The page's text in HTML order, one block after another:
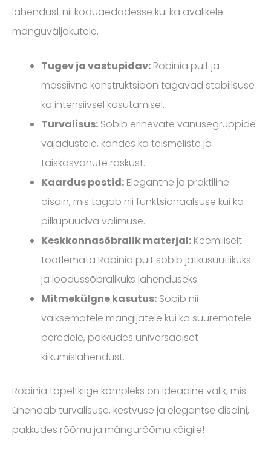
lahendust nii koduaedadesse kui ka avalikele
mänguväljakutele.
Tugev ja vastupidav: Robinia puit ja
massiivne konstruktsioon tagavad stabiilsuse
ka intensiivsel kasutamisel.
Turvalisus: Sobib erinevate vanusegruppide
vajadustele, kandes ka teismeliste ja
täiskasvanute raskust.
Kaardus postid: Elegantne ja praktiline
disain, mis tagab nii funktsionaalsuse kui ka
pilkupüüdva välimuse.
Keskkonnasõbralik materjal: Keemiliselt
töötlemata Robinia puit sobib jätkusuutlikuks
ja loodussõbralikuks lahenduseks.
Mitmekülgne kasutus: Sobib nii
väiksematele mängijatele kui ka suurematele
peredele, pakkudes universaalset
kiikumislahendust.
Robinia topeltkiige kompleks on ideaalne valik, mis
ühendab turvalisuse, kestvuse ja elegantse disaini,
pakkudes rõõmu ja mängurõõmu kõigile!